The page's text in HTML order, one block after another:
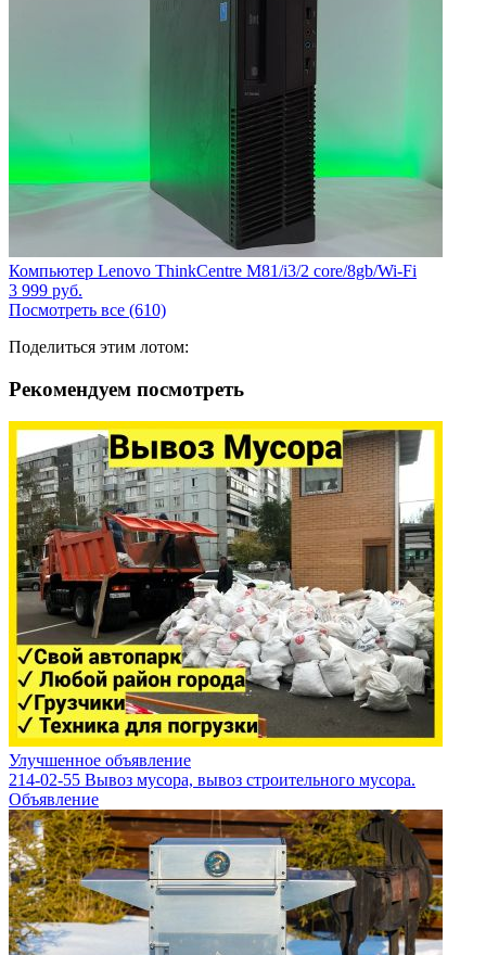
Компьютер Lenovo ThinkCentre M81/i3/2 core/8gb/Wi-Fi
3 999 руб.
Посмотреть все (610)
Поделиться этим лотом:
Рекомендуем посмотреть
Улучшенное объявление
214-02-55 Вывоз мусора, вывоз строительного мусора.
Объявление